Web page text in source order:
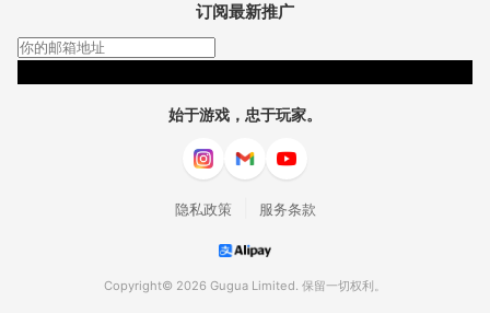
始于游戏，忠于玩家。
隐私政策 服务条款
Copyright© 2026 Gugua Limited. 保留一切权利。
订阅最新推广